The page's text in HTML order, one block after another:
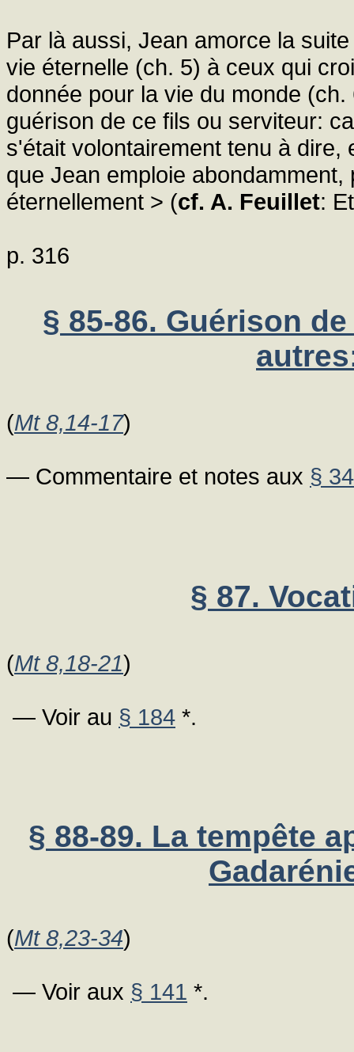
Par là aussi, Jean amorce la
vie éternelle (ch. 5) à ceux qui
donnée pour la vie du monde
guérison de ce fils ou serviteur:
s'était volontairement tenu à dire,
que Jean emploie
éternellement > (cf. A. Feuillet:
p. 316
§ 85-86. Guérison
(Mt 8,14-17)
— Commentaire et notes aux § 34
§ 87.
(Mt 8,18-21)
— Voir au § 184 *.
§ 88-89. La tempête
(Mt 8,23-34)
— Voir aux § 141 *.